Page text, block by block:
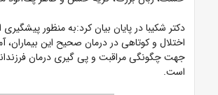
دکتر شکیبا در پایان بیان کرد:به ‌منظور پیشگیری
اختلال و کوتاهی در درمان صحیح این بیماران،
جهت چگونگی مراقبت و پی گیری درمان
است.